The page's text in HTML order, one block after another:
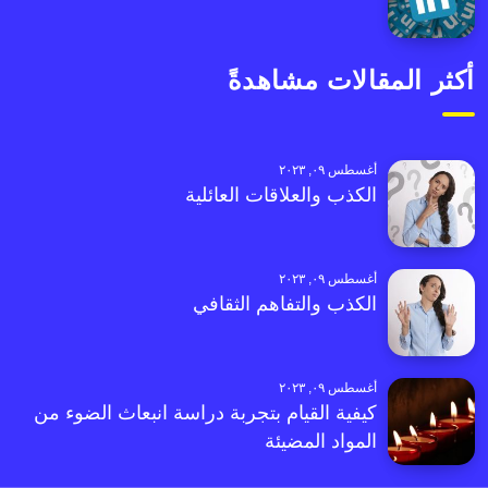
أكثر المقالات مشاهدةً
أغسطس ٠٩, ٢٠٢٣
الكذب والعلاقات العائلية
أغسطس ٠٩, ٢٠٢٣
الكذب والتفاهم الثقافي
أغسطس ٠٩, ٢٠٢٣
كيفية القيام بتجربة دراسة انبعاث الضوء من
المواد المضيئة